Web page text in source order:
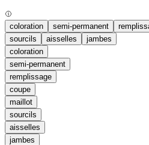
coloration semi-permanent
sourcils
aisselles
jambes
coloration
semi-permanent
remplissage
coupe
maillot
sourcils
aisselles
jambes